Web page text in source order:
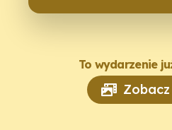
To wydarzenie